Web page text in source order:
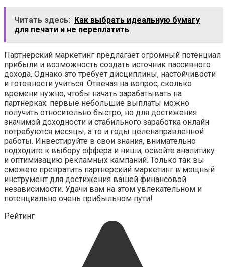
Читать здесь: Как выбрать идеальную бумагу
для печати и не переплатить
Партнерский маркетинг предлагает огромный потенциал
прибыли и возможность создать источник пассивного
дохода. Однако это требует дисциплины, настойчивости
и готовности учиться. Отвечая на вопрос, сколько
времени нужно, чтобы начать зарабатывать на
партнерках: первые небольшие выплаты можно
получить относительно быстро, но для достижения
значимой доходности и стабильного заработка онлайн
потребуются месяцы, а то и годы целенаправленной
работы. Инвестируйте в свои знания, внимательно
подходите к выбору оффера и ниши, освойте аналитику
и оптимизацию рекламных кампаний. Только так вы
сможете превратить партнерский маркетинг в мощный
инструмент для достижения вашей финансовой
независимости. Удачи вам на этом увлекательном и
потенциально очень прибыльном пути!
Рейтинг